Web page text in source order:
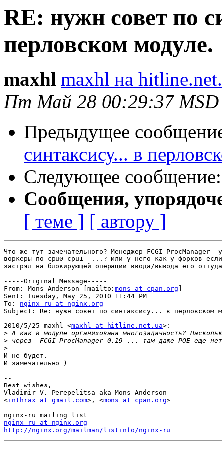
RE: нужн совет по
перловском модуле.
maxhl maxhl на
Пт Май 28 00:29:37 MSD
Предыдущее
синтаксису... в
Следующее
Сообщения,
[ теме ] [ автору ]
Что же тут замечательного? Менеджер FCGI-ProcManager
воркеры по cpu0 cpu1  ...? Или у него как у форков
застрял на блокирующей операции ввода/вывода его
-----Original Message-----
From: Mons Anderson [mailto: mons at cpan.org
Sent: Tuesday, May 25, 2010 11:44 PM
To: nginx-ru at nginx.org
Subject: Re: нужн совет по синтаксису... в перловском
2010/5/25 maxhl <maxhl at hitline.net.ua>:
>
>
>
И не будет.
И замечательно )
--
Best wishes,
Vladimir V. Perepelitsa aka Mons Anderson
<inthrax at gmail.com>, <mons at cpan.org>
nginx-ru at nginx.org
http://nginx.org/mailman/listinfo/nginx-ru